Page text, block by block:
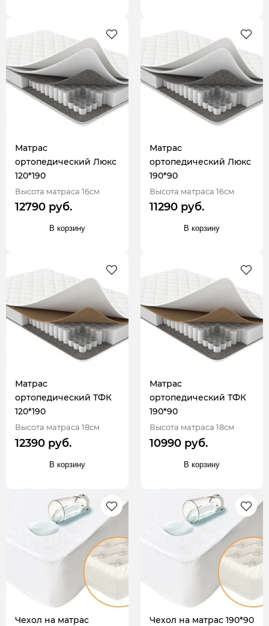
Матрас
ортопедический Люкс
120*190
Высота матраса 16см
12790 руб.
В корзину
Матрас
ортопедический Люкс
190*90
Высота матраса 16см
11290 руб.
В корзину
Матрас
ортопедический ТФК
120*190
Высота матраса 18см
12390 руб.
В корзину
Матрас
ортопедический ТФК
190*90
Высота матраса 18см
10990 руб.
В корзину
Чехол на матрас
Чехол на матрас 190*90